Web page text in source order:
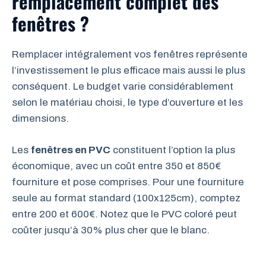
fenêtres ?
Remplacer intégralement vos fenêtres représente
l’investissement le plus efficace mais aussi le plus
conséquent. Le budget varie considérablement
selon le matériau choisi, le type d’ouverture et les
dimensions.
Les fenêtres en PVC constituent l’option la plus
économique, avec un coût entre 350 et 850€
fourniture et pose comprises. Pour une fourniture
seule au format standard (100x125cm), comptez
entre 200 et 600€. Notez que le PVC coloré peut
coûter jusqu’à 30% plus cher que le blanc.